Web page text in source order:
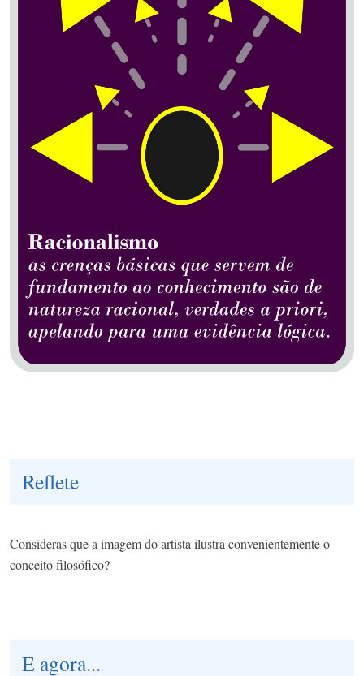
Reflete
Consideras que a imagem do artista ilustra convenientemente o
conceito filosófico?
E agora...